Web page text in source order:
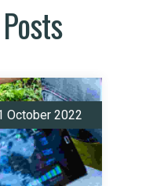
October 2022